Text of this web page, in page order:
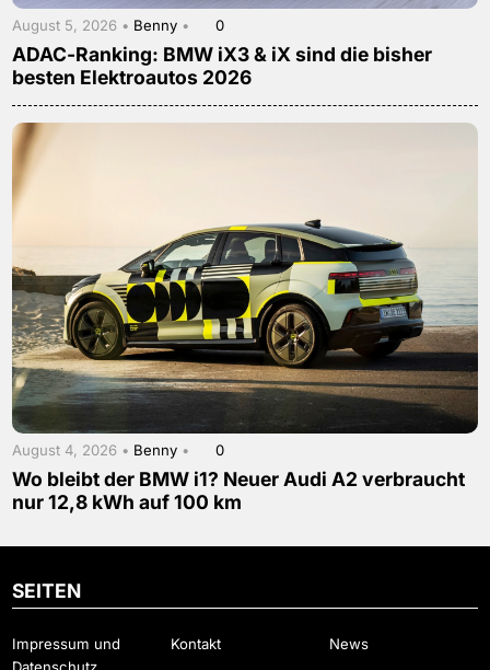
August 5, 2026 • Benny • 0
ADAC-Ranking: BMW iX3 & iX sind die bisher
besten Elektroautos 2026
August 4, 2026 • Benny • 0
Wo bleibt der BMW i1? Neuer Audi A2 verbraucht
nur 12,8 kWh auf 100 km
SEITEN
Impressum und
Datenschutz
Kontakt News